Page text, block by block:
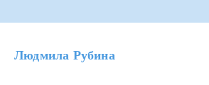
Людмила Рубина